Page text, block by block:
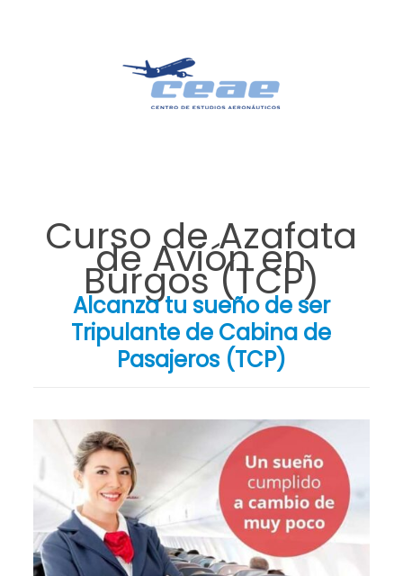
Curso de Azafata
de Avión en
Burgos (TCP)
Alcanza tu sueño de ser
Tripulante de Cabina de
Pasajeros (TCP)